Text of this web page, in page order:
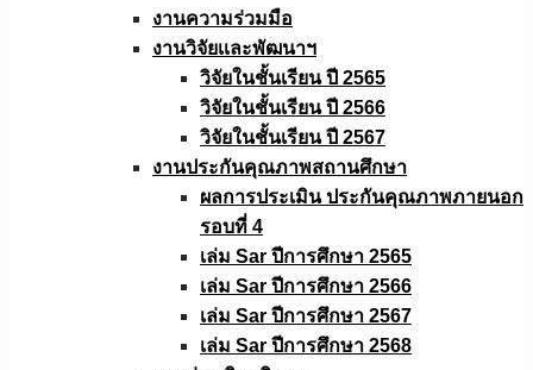
งานความร่วมมือ
งานวิจัยเเละพัฒนาฯ
วิจัยในชั้นเรียน ปี 2565
วิจัยในชั้นเรียน ปี 2566
วิจัยในชั้นเรียน ปี 2567
งานประกันคุณภาพสถานศึกษา
ผลการประเมิน ประกันคุณภาพภายนอก
รอบที่ 4
เล่ม Sar ปีการศึกษา 2565
เล่ม Sar ปีการศึกษา 2566
เล่ม Sar ปีการศึกษา 2567
เล่ม Sar ปีการศึกษา 2568